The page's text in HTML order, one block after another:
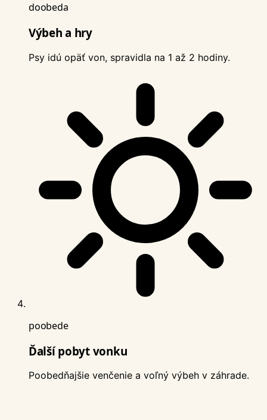
doobeda
Výbeh a hry
Psy idú opäť von, spravidla na 1 až 2 hodiny.
poobede
Ďalší pobyt vonku
Poobedňajšie venčenie a voľný výbeh v záhrade.